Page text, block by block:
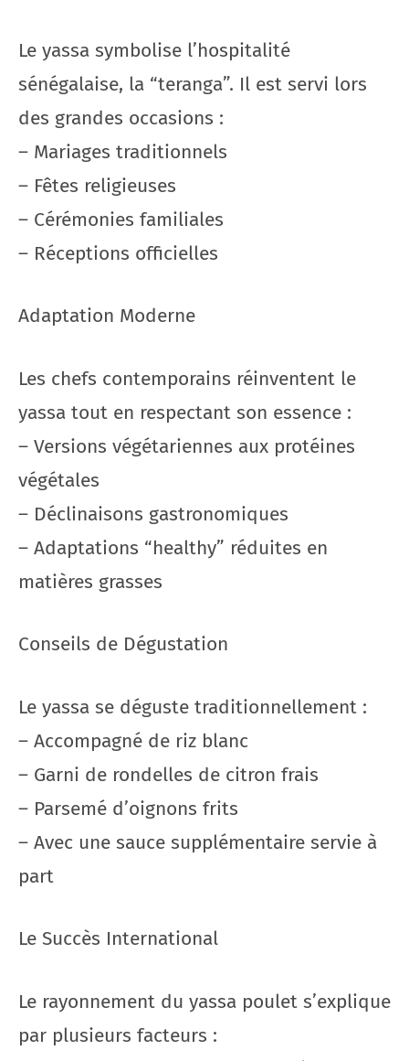
Le yassa symbolise l’hospitalité
sénégalaise, la “teranga”. Il est servi lors
des grandes occasions :
– Mariages traditionnels
– Fêtes religieuses
– Cérémonies familiales
– Réceptions officielles
Adaptation Moderne
Les chefs contemporains réinventent le
yassa tout en respectant son essence :
– Versions végétariennes aux protéines
végétales
– Déclinaisons gastronomiques
– Adaptations “healthy” réduites en
matières grasses
Conseils de Dégustation
Le yassa se déguste traditionnellement :
– Accompagné de riz blanc
– Garni de rondelles de citron frais
– Parsemé d’oignons frits
– Avec une sauce supplémentaire servie à
part
Le Succès International
Le rayonnement du yassa poulet s’explique
par plusieurs facteurs :